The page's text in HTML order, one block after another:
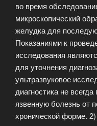
во время
микроскопический
желудка для
Показаниями к
исследования
для уточнения
ультразвуковое
диагностика не
язвенную болезнь от
хронической форме.